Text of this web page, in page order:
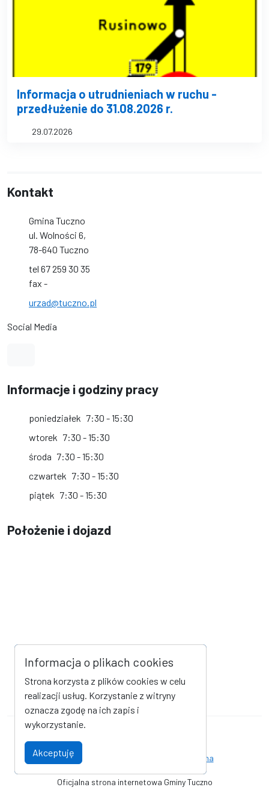
Informacja o utrudnieniach w ruchu -
przedłużenie do 31.08.2026 r.
29.07.2026
Kontakt
Gmina Tuczno
ul. Wolności 6,
78-640 Tuczno
tel 67 259 30 35
fax -
urzad@tuczno.pl
Social Media
Informacje i godziny pracy
poniedziałek 7:30 - 15:30
wtorek 7:30 - 15:30
środa 7:30 - 15:30
czwartek 7:30 - 15:30
piątek 7:30 - 15:30
Położenie i dojazd
Oficjalna strona internetowa Gminy Tuczno
Deklaracja dostępności Strona archiwalna
Informacja o plikach cookies
Strona korzysta z plików cookies w celu
realizacji usług. Korzystanie z witryny
oznacza zgodę na ich zapis i
wykorzystanie.
Akceptuję